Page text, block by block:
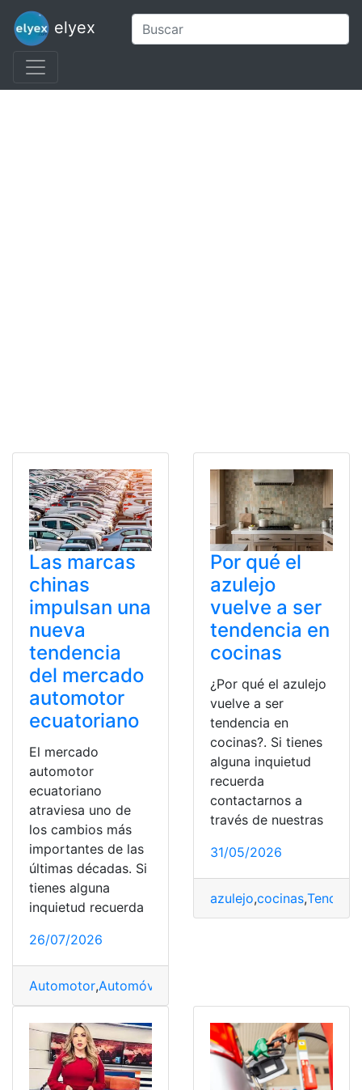
elyex
Las marcas
chinas
impulsan una
nueva
tendencia
del mercado
automotor
ecuatoriano
El mercado
automotor
ecuatoriano
atraviesa uno de
los cambios más
importantes de las
últimas décadas. Si
tienes alguna
inquietud recuerda
26/07/2026
Automotor,Automóvil
Por qué el
azulejo
vuelve a ser
tendencia en
cocinas
¿Por qué el azulejo
vuelve a ser
tendencia en
cocinas?. Si tienes
alguna inquietud
recuerda
contactarnos a
través de nuestras
31/05/2026
azulejo,cocinas,